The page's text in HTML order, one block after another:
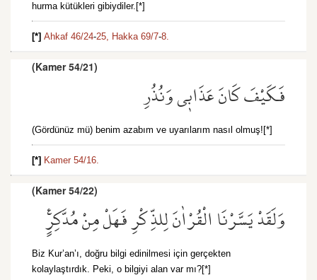
hurma kütükleri gibiydiler.[*]
[*] Ahkaf 46/24-25, Hakka 69/7-8.
(Kamer 54/21)
فَكَيْفَ كَانَ عَذَاب۪ي وَنُذُرِ
(Gördünüz mü) benim azabım ve uyarılarım nasıl olmuş![*]
[*] Kamer 54/16.
(Kamer 54/22)
وَلَقَدْ يَسَّرْنَا الْقُرْاٰنَ لِلذِّكْرِ فَهَلْ مِنْ مُدَّكِرٍ۟
Biz Kur’an’ı, doğru bilgi edinilmesi için gerçekten
kolaylaştırdık. Peki, o bilgiyi alan var mı?[*]